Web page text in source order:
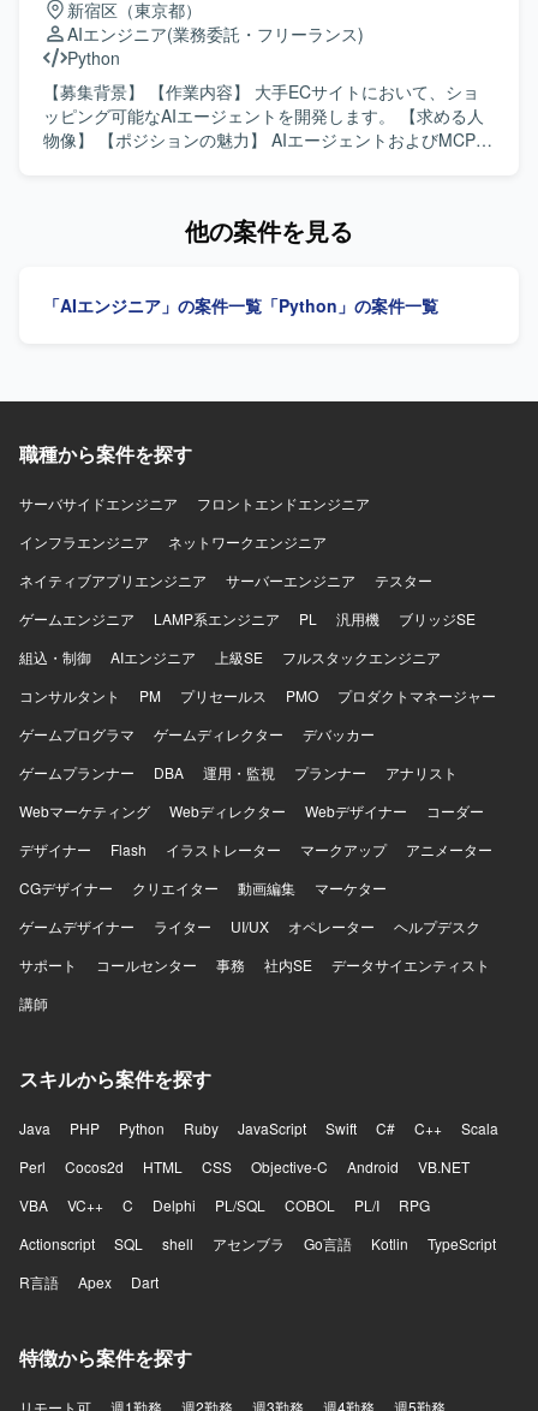
デル構成やRAG構成を自ら提案し、検証を回しながら粘り
強く精度改善に取り組んでいただける方を求めています。
また、新しいAI技術やフレームワークのキャッチアップに
積極的で、関係者と連携しながら柔軟に進めていただける
方が望ましいです。 【ポジションの魅力】 オフライン環境
かつ業務固有知識に特化したAI開発に携わることで、生成AI
提としたモデル運用ノウハウを蓄積できる点も魅力です。
発していただきます。OpenAI APIやTransformer系ライブラ
新宿区（東京都）
AIエンジニア(業務委託・フリーランス)
Python
【募集背景】 【作業内容】 大手ECサイトにおいて、ショ
ッピング可能なAIエージェントを開発します。 【求める人
物像】 【ポジションの魅力】 AIエージェントおよびMCPサ
他の案件を見る
「AIエンジニア」の案件一覧 「Python」の案件一覧
職種から案件を探す
サーバサイドエンジニア
フロントエンドエンジニア
インフラエンジニア
ネットワークエンジニア
ネイティブアプリエンジニア
サーバーエンジニア
テスター
ゲームエンジニア
LAMP系エンジニア PL 汎用機
ブリッジSE
組込・制御
AIエンジニア 上級SE
フルスタックエンジニア
コンサルタント
PM プリセールス PMO
プロダクトマネージャー
ゲームプログラマ
ゲームディレクター
デバッカー
ゲームプランナー
DBA 運用・監視 プランナー
アナリスト
Webマーケティング
Webディレクター Webデザイナー
コーダー
デザイナー
Flash イラストレーター マークアップ
アニメーター
CGデザイナー
クリエイター 動画編集
マーケター
ゲームデザイナー
ライター UI/UX オペレーター
ヘルプデスク
サポート
コールセンター 事務 社内SE
データサイエンティスト
講師
スキルから案件を探す
Java PHP Python Ruby JavaScript Swift C# C++
Scala
Perl
Cocos2d HTML CSS Objective-C Android
VB.NET
VBA
VC++ C Delphi PL/SQL COBOL PL/I
RPG
Actionscript
SQL shell アセンブラ Go言語 Kotlin
TypeScript
R言語
Apex Dart
特徴から案件を探す
リモート可 週1勤務 週2勤務 週3勤務 週4勤務 週5勤務